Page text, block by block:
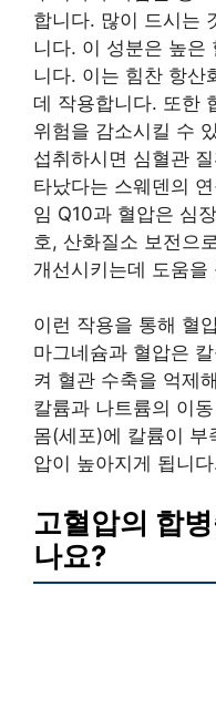
합니다. 많이 드시는
니다. 이 성분은 높은
니다. 이는 힘찬 항산
데 작용합니다. 또한
위험을 감소시킬 수
섭취하시면 심혈관
타났다는 스웨덴의
임 Q10과 혈압은 심
호, 산화질소 보전으
개선시키는데 도움을
이런 작용을 통해 혈
마그네슘과 혈압은
켜 혈관 수축을 억제
칼륨과 나트륨의 이
몸(세포)에 칼륨이 부
압이 높아지게 됩니
고혈압의 합
나요?